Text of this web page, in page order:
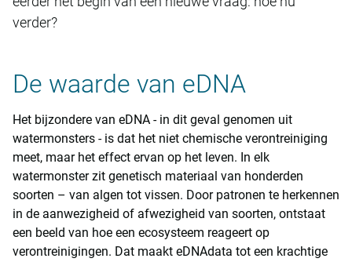
verder?
De waarde van eDNA
Het bijzondere van eDNA - in dit geval genomen uit
watermonsters - is dat het niet chemische verontreiniging
meet, maar het effect ervan op het leven. In elk
watermonster zit genetisch materiaal van honderden
soorten – van algen tot vissen. Door patronen te herkennen
in de aanwezigheid of afwezigheid van soorten, ontstaat
een beeld van hoe een ecosysteem reageert op
verontreinigingen. Dat maakt eDNAdata tot een krachtige